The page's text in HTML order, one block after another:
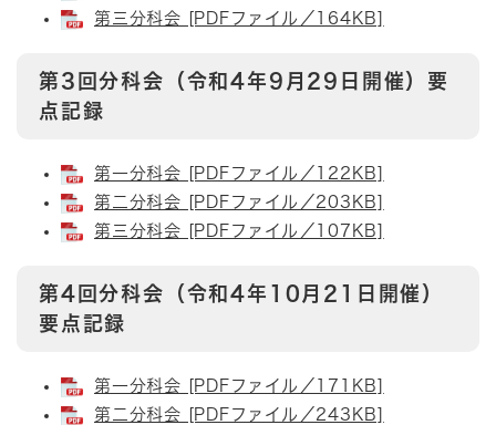
第三分科会 [PDFファイル／164KB]
第3回分科会（令和4年9月29日開催）要
点記録
第一分科会 [PDFファイル／122KB]
第二分科会 [PDFファイル／203KB]
第三分科会 [PDFファイル／107KB]
第4回分科会（令和4年10月21日開催）
要点記録
第一分科会 [PDFファイル／171KB]
第二分科会 [PDFファイル／243KB]